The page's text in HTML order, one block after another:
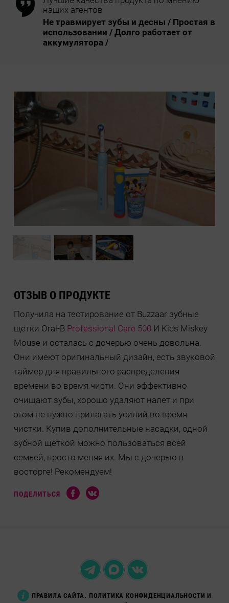
наших агентов
Не травмирует зубы и десны / Простая в
использовании / Долго работает от
аккумулятора /
ОТЗЫВ О ПРОДУКТЕ
Получила на тестирование от Buzzaar зубные
щетки Oral-B Professional Care 500 И Kids Miskey
Mouse и осталась с дочерью очень довольна.
Они имеют оригинальный дизайн, есть звуковой
таймер для правильного распределения
времени во время чисти. Они эффективно
очищают зубы, хорошо удаляют налет и при
этом не нужно прилагать усилий во время
чистки. Купив дополнительные насадки, одной
зубной щеткой можно пользоваться всей
семьей, просто меняя их. Мы с дочерью в
восторге! Рекомендуем!
ПОДЕЛИТЬСЯ
ПРАВИЛА САЙТА. ПОЛИТИКА КОНФИДЕНЦИАЛЬНОСТИ И